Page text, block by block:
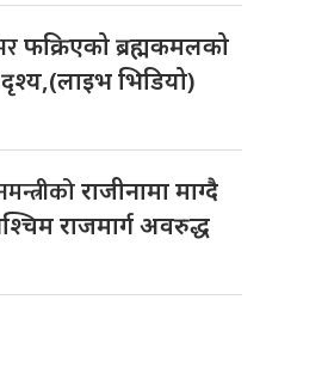
फक्रिएको ब्रह्मकमलको
दृश्य,(लाइभ भिडियो)
राजीनामा माग्दै
राजमार्ग अवरुद्ध